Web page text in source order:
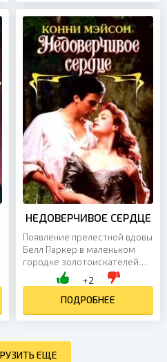
НЕДОВЕРЧИВОЕ СЕРДЦЕ
Появление прелестной вдовы
Белл Паркер в маленьком
городке золотоискателей
вызвало настоящий фурор
среди его обитателей. Но
почему она так упрямо...
+2
ПОДРОБНЕЕ
ЕЩЕ